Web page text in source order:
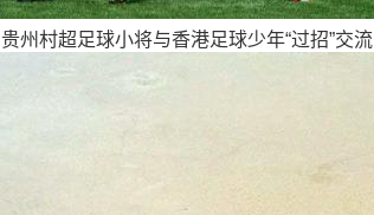
贵州村超足球小将与香港足球少年“过招”交流